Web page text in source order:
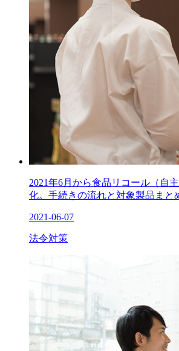
2021年6月から食品リコール（自
化。手続きの流れと対象製品まと
2021-06-07
法令対策